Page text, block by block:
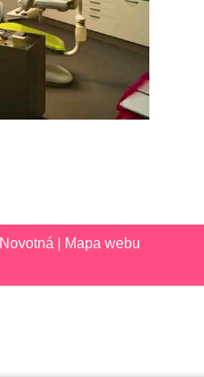
Mapa webu